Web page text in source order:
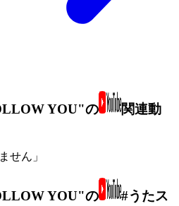
YOU"の
関連動
せん」
YOU"の
#うたス